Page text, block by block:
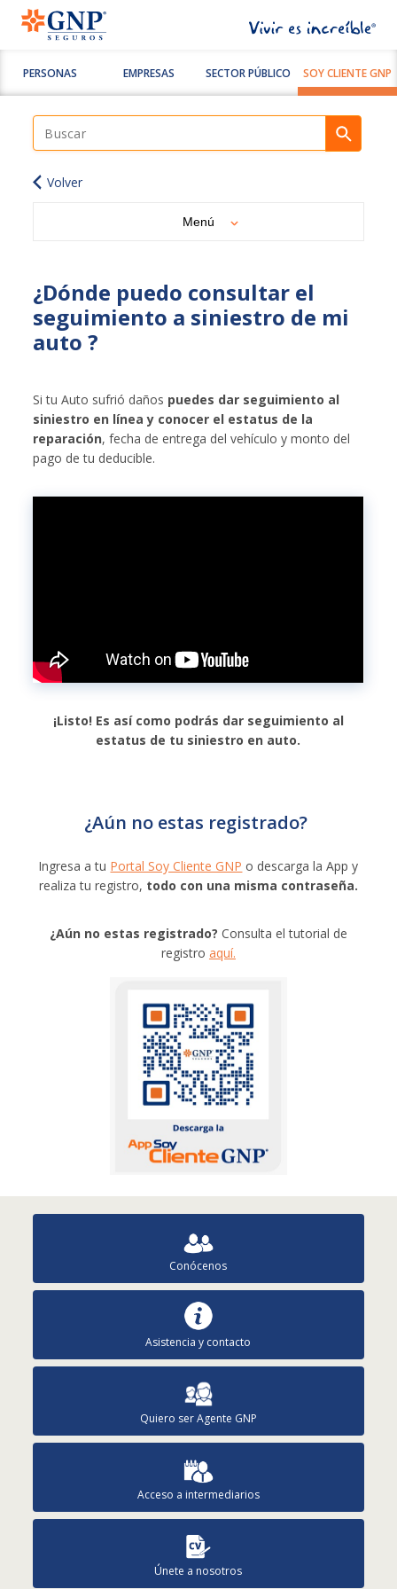
PERSONAS EMPRESAS SECTOR PÚBLICO SOY CLIENTE GNP
Volver
Menú
¿Dónde puedo consultar el
seguimiento a siniestro de mi
auto ?
Si tu Auto sufrió daños puedes dar seguimiento al
siniestro en línea y conocer el estatus de la
reparación, fecha de entrega del vehículo y monto del
pago de tu deducible.
¡Listo! Es así como podrás dar seguimiento al
estatus de tu siniestro en auto.
¿Aún no estas registrado?
Ingresa a tu Portal Soy Cliente GNP o descarga la App y
realiza tu registro, todo con una misma contraseña.
¿Aún no estas registrado? Consulta el tutorial de
registro aquí.
Conócenos
Asistencia y contacto
Quiero ser Agente GNP
Acceso a intermediarios
Únete a nosotros